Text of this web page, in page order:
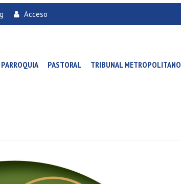
Acceso
PASTORAL TRIBUNAL METROPOLITANO